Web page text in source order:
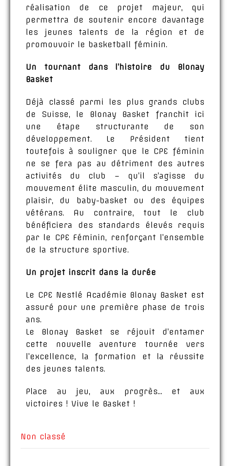
réalisation de ce projet majeur, qui
permettra de soutenir encore davantage
les jeunes talents de la région et de
promouvoir le basketball féminin.
Un tournant dans l’histoire du Blonay
Basket
Déjà classé parmi les plus grands clubs
de Suisse, le Blonay Basket franchit ici
une étape structurante de son
développement. Le Président tient
toutefois à souligner que le CPE féminin
ne se fera pas au détriment des autres
activités du club – qu’il s’agisse du
mouvement élite masculin, du mouvement
plaisir, du baby-basket ou des équipes
vétérans. Au contraire, tout le club
bénéficiera des standards élevés requis
par le CPE Féminin, renforçant l’ensemble
de la structure sportive.
Un projet inscrit dans la durée
Le CPE Nestlé Académie Blonay Basket est
assuré pour une première phase de trois
ans.
Le Blonay Basket se réjouit d’entamer
cette nouvelle aventure tournée vers
l’excellence, la formation et la réussite
des jeunes talents.
Place au jeu, aux progrès… et aux
victoires ! Vive le Basket !
Non classé